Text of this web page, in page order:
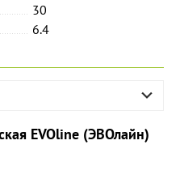
30
6.4
EVOline (ЭВОлайн)